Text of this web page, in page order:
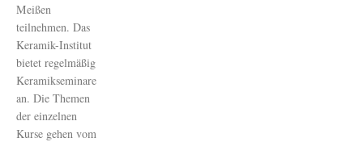
Meißen
teilnehmen. Das
Keramik-Institut
bietet regelmäßig
Keramikseminare
an. Die Themen
der einzelnen
Kurse gehen vom